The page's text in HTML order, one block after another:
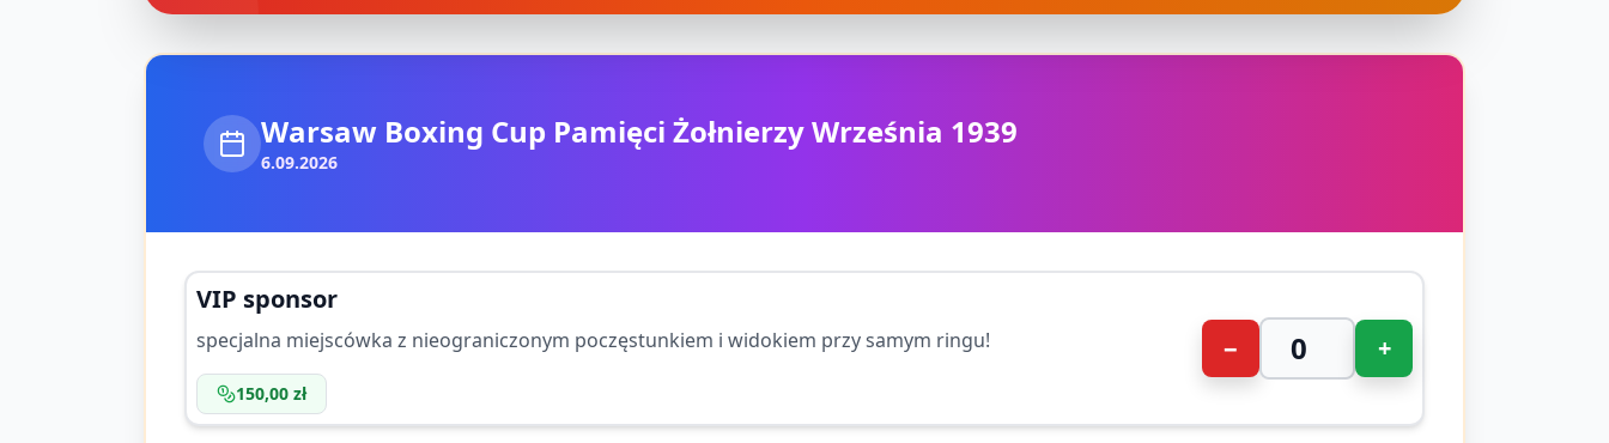
Warsaw Boxing Cup Pamięci Żołnierzy Września 1939
6.09.2026
VIP sponsor
specjalna miejscówka z nieograniczonym poczęstunkiem i widokiem przy samym ringu!
150,00 zł
− +